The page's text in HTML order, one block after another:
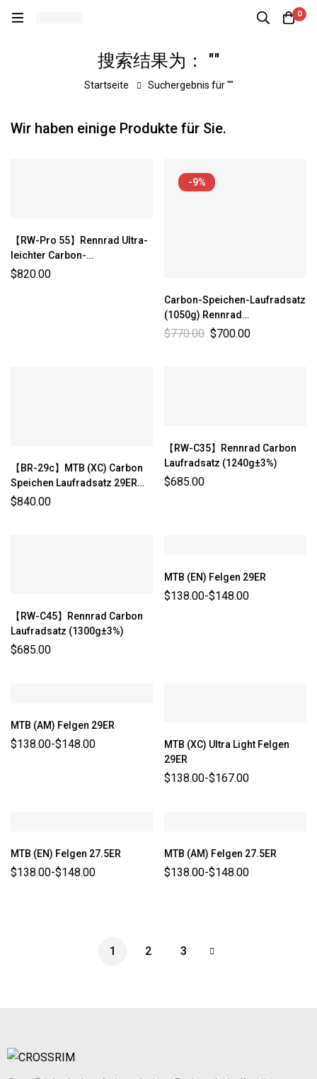
0
搜索结果为： ""
Startseite Suchergebnis für ""
Wir haben einige Produkte für Sie.
【RW-Pro 55】Rennrad Ultra-
leichter Carbon-
Laufradsatz（1233g±3%）
$820.00
-9%
Carbon-Speichen-Laufradsatz
(1050g) Rennrad
Scheibenbremse Center-lock
$770.00 $700.00
【BR-29c】MTB (XC) Carbon
Speichen Laufradsatz 29ER
Asymmetrisch (1180g±3%)
$840.00
【RW-C35】Rennrad Carbon
Laufradsatz (1240g±3%)
$685.00
【RW-C45】Rennrad Carbon
Laufradsatz (1300g±3%)
$685.00
MTB (EN) Felgen 29ER
$138.00-$148.00
MTB (AM) Felgen 29ER
$138.00-$148.00
MTB (XC) Ultra Light Felgen
29ER
$138.00-$167.00
MTB (EN) Felgen 27.5ER
$138.00-$148.00
MTB (AM) Felgen 27.5ER
$138.00-$148.00
1 2 3